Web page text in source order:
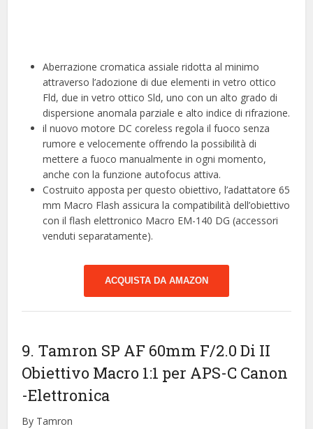
Aberrazione cromatica assiale ridotta al minimo
attraverso l’adozione di due elementi in vetro ottico
Fld, due in vetro ottico Sld, uno con un alto grado di
dispersione anomala parziale e alto indice di rifrazione.
il nuovo motore DC coreless regola il fuoco senza
rumore e velocemente offrendo la possibilità di
mettere a fuoco manualmente in ogni momento,
anche con la funzione autofocus attiva.
Costruito apposta per questo obiettivo, l’adattatore 65
mm Macro Flash assicura la compatibilità dell’obiettivo
con il flash elettronico Macro EM-140 DG (accessori
venduti separatamente).
ACQUISTA DA AMAZON
9. Tamron SP AF 60mm F/2.0 Di II
Obiettivo Macro 1:1 per APS-C Canon
-Elettronica
By Tamron